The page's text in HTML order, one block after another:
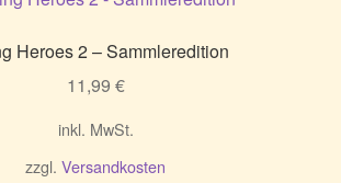
Heroes 2 – Sammleredition
11,99 €
inkl. MwSt.
zzgl. Versandkosten